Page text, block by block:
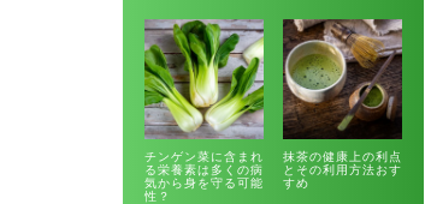
チンゲン菜に含まれ
る栄養素は多くの病
気から身を守る可能
性？
抹茶の健康上の利点
とその利用方法おす
すめ